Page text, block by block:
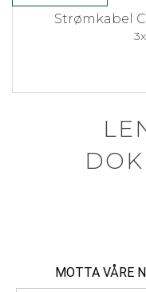
Strømkabel
MOTTA VÅRE